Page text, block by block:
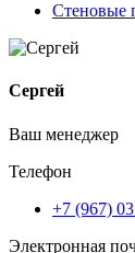
Стеновые
Сергей
Ваш менеджер
Телефон
+7 (967)
Электронная